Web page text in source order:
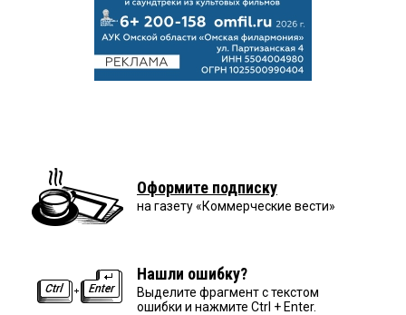
Оформите подписку
на газету «Коммерческие вести»
Нашли ошибку?
Выделите фрагмент с текстом
ошибки и нажмите Ctrl + Enter.